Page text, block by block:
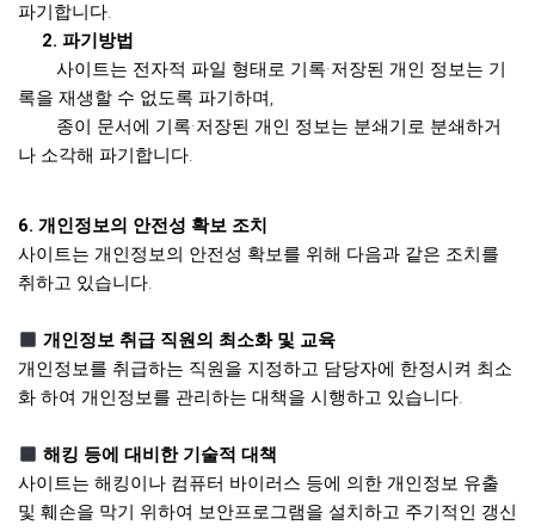
파기합니다.
2. 파기방법
사이트는 전자적 파일 형태로 기록·저장된 개인 정보는 기
록을 재생할 수 없도록 파기하며,
종이 문서에 기록·저장된 개인 정보는 분쇄기로 분쇄하거
나 소각해 파기합니다.
6. 개인정보의 안전성 확보 조치
사이트는 개인정보의 안전성 확보를 위해 다음과 같은 조치를
취하고 있습니다.
개인정보 취급 직원의 최소화 및 교육
개인정보를 취급하는 직원을 지정하고 담당자에 한정시켜 최소
화 하여 개인정보를 관리하는 대책을 시행하고 있습니다.
해킹 등에 대비한 기술적 대책
사이트는 해킹이나 컴퓨터 바이러스 등에 의한 개인정보 유출
및 훼손을 막기 위하여 보안프로그램을 설치하고 주기적인 갱신